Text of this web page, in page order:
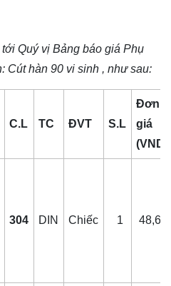
Quý vị Bảng báo giá Phụ
: Cút hàn 90 vi sinh , như sau:
C.L TC ĐVT S.L
Đơn
giá
(VND)
304 DIN Chiếc 1